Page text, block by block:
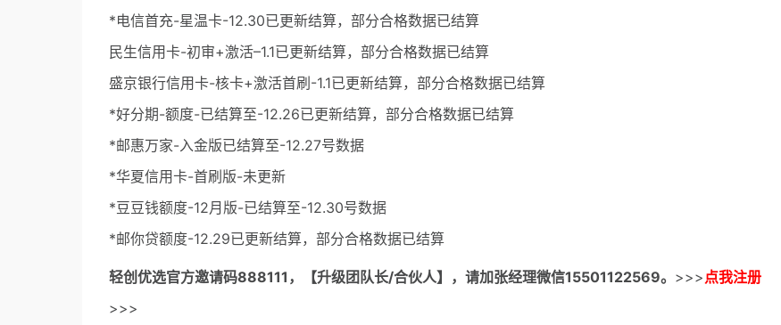
*电信首充-星温卡-12.30已更新结算，部分合格数据已结算
民生信用卡-初审+激活–1.1已更新结算，部分合格数据已结算
盛京银行信用卡-核卡+激活首刷-1.1已更新结算，部分合格数据已结算
*好分期-额度-已结算至-12.26已更新结算，部分合格数据已结算
*邮惠万家-入金版已结算至-12.27号数据
*华夏信用卡-首刷版-未更新
*豆豆钱额度-12月版-已结算至-12.30号数据
*邮你贷额度-12.29已更新结算，部分合格数据已结算
轻创优选官方邀请码888111，【升级团队长/合伙人】，请加张经理微信15501122569。 >>>点我注册
>>>